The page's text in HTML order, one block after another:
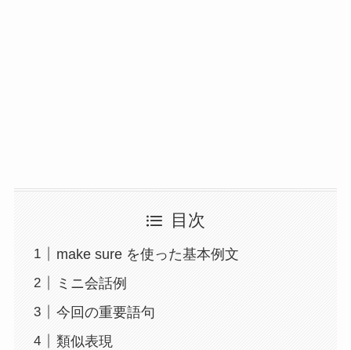
目次
make sure を使った基本例文
ミニ会話例
今回の重要語句
類似表現